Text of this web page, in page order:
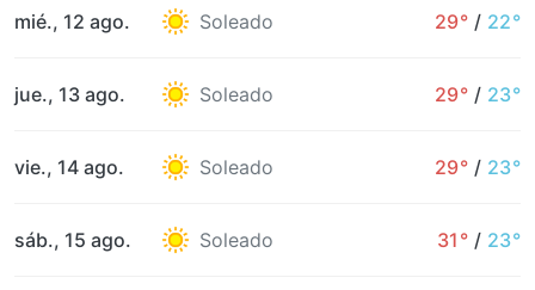
mié., 12 ago. Soleado 29° / 22°
jue., 13 ago. Soleado 29° / 23°
vie., 14 ago. Soleado 29° / 23°
sáb., 15 ago. Soleado 31° / 23°